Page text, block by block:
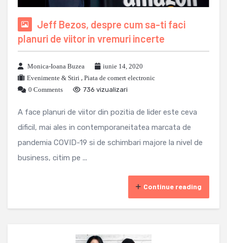
Jeff Bezos, despre cum sa-ti faci
planuri de viitor in vremuri incerte
Monica-Ioana Buzea
iunie 14, 2020
Evenimente & Stiri , Piata de comert electronic
0 Comments
736 vizualizari
A face planuri de viitor din pozitia de lider este ceva
dificil, mai ales in contemporaneitatea marcata de
pandemia COVID-19 si de schimbari majore la nivel de
business, citim pe ...
Continue reading